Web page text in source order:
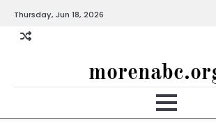
content
Thursday, Jun 18, 2026